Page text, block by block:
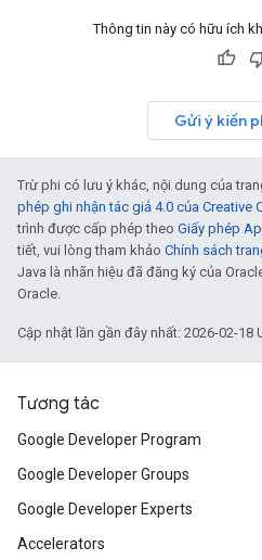
Thông tin này có hữu ích
Gửi ý kiến
Trừ phi có lưu ý khác, nội dung của
phép ghi nhận tác giả 4.0 của Creative
trình được cấp phép theo Giấy phép
tiết, vui lòng tham khảo Chính sách
Java là nhãn hiệu đã đăng ký của
Oracle.
Cập nhật lần gần đây nhất: 2026-02-18
Tương tác
Google Developer Program
Google Developer Groups
Google Developer Experts
Accelerators